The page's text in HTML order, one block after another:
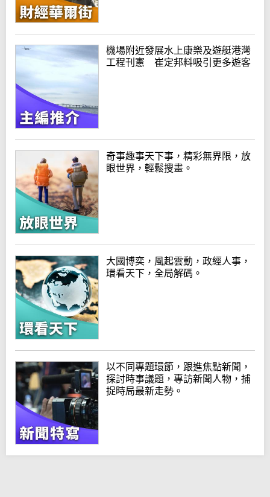
機場附近發展水上康樂及遊艇港灣
工程刊憲 崔定邦料吸引更多遊客
奇事趣事天下事，精彩無界限，放
眼世界，輕鬆搜畫。
大國博奕，風起雲動，政經人事，
環看天下，全局解碼。
以不同專題環節，跟進焦點新聞，
探討時事議題，專訪新聞人物，捕
捉時局最新走勢。